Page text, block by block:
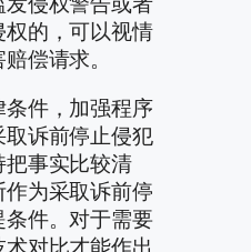
的，可以视情
偿请求。
件，加强程序
诉前停止侵犯
事实比较清
为采取诉前停
件。对于需要
对比才能作出